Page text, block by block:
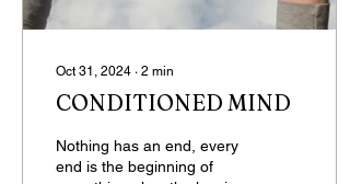
Oct 31, 2024 ∙ 2 min
CONDITIONED MIND
Nothing has an end, every
end is the beginning of